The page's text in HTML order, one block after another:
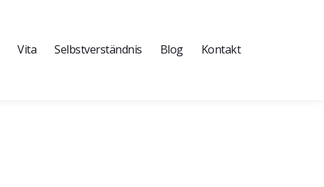
Vita Selbstverständnis Blog Kontakt